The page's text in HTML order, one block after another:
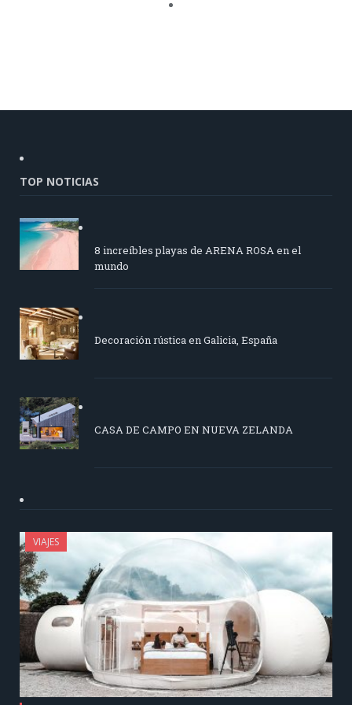
TOP NOTICIAS
8 increíbles playas de ARENA ROSA en el
mundo
Decoración rústica en Galicia, España
CASA DE CAMPO EN NUEVA ZELANDA
VIAJES